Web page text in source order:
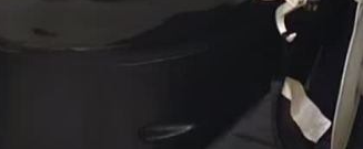
レンタルできる個性派美容室体験とは
も静けさも選べる美容室の過ごし方
を共有できる美容室で安心感アップ
室初心者も通いやすい温かな雰囲気
な魅力です。理由は、まわりの視線
より、安心して自分だけの時間を楽し
クーポン一覧はこちら
お問い合わせはこちら